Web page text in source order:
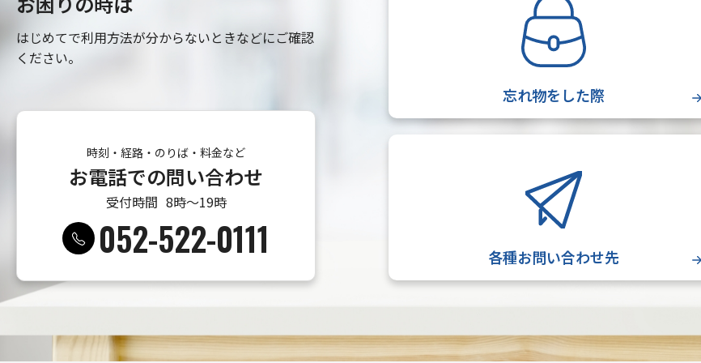
はじめてで利用方法が分からないときなどにご確認
ください。
忘れ物をした際
各種お問い合わせ先
時刻・経路・のりば・料金など
お電話での問い合わせ
受付時間 8時〜19時
052-522-0111